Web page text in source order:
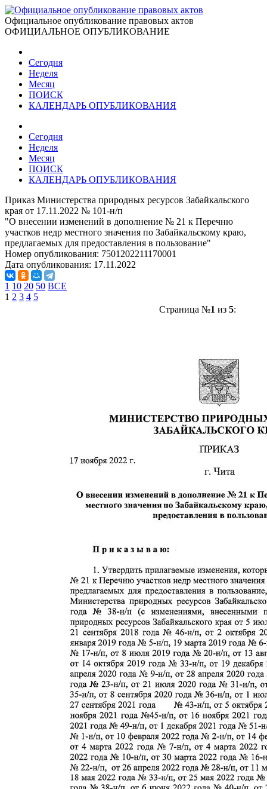
Официальное опубликование правовых актов
ОФИЦИАЛЬНОЕ ОПУБЛИКОВАНИЕ
Сегодня
Неделя
Месяц
ПОИСК
КАЛЕНДАРЬ ОПУБЛИКОВАНИЯ
Сегодня
Неделя
Месяц
ПОИСК
КАЛЕНДАРЬ ОПУБЛИКОВАНИЯ
Приказ Министерства природных ресурсов Забайкальского
края от 17.11.2022 № 101-н/п
"О внесении изменений в дополнение № 21 к Перечню
участков недр местного значения по Забайкальскому краю,
предлагаемых для предоставления в пользование"
Номер опубликования: 7501202211170001
Дата опубликования: 17.11.2022
1 10 20 50 ВСЕ
1 2 3 4 5
Страница №1 из 5: